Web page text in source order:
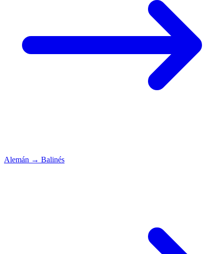
Alemán → Balinés